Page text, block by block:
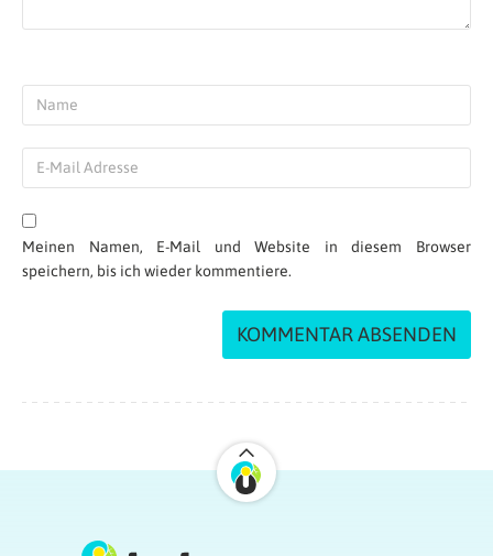
Meinen Namen, E-Mail und Website in diesem Browser
speichern, bis ich wieder kommentiere.